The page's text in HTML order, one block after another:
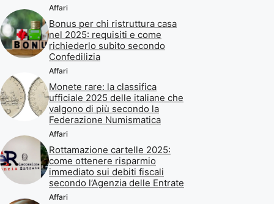
Affari
Bonus per chi ristruttura casa
nel 2025: requisiti e come
richiederlo subito secondo
Confedilizia
Affari
Monete rare: la classifica
ufficiale 2025 delle italiane che
valgono di più secondo la
Federazione Numismatica
Affari
Rottamazione cartelle 2025:
come ottenere risparmio
immediato sui debiti fiscali
secondo l’Agenzia delle Entrate
Affari